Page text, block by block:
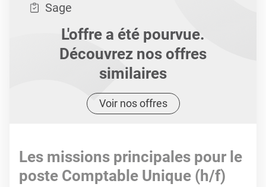
Sage
L'offre a été pourvue.
Découvrez nos offres
similaires
Voir nos offres
Les missions principales pour le
poste Comptable Unique (h/f)